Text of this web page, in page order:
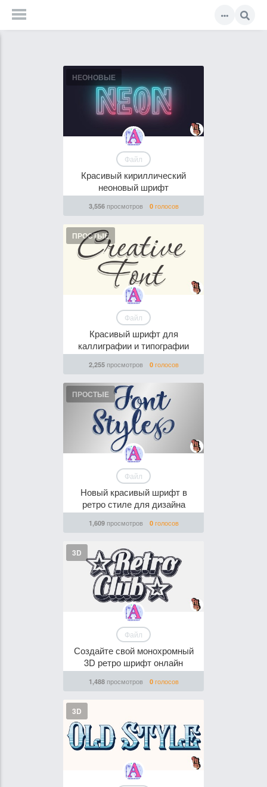
НЕОНОВЫЕ
Файл
Красивый кириллический
неоновый шрифт
3,556просмотров 0голосов
ПРОСТЫЕ
Файл
Красивый шрифт для
каллиграфии и типографии
2,255просмотров 0голосов
ПРОСТЫЕ
Файл
Новый красивый шрифт в
ретро стиле для дизайна
1,609просмотров 0голосов
3D
Файл
Создайте свой монохромный
3D ретро шрифт онлайн
1,488просмотров 0голосов
3D